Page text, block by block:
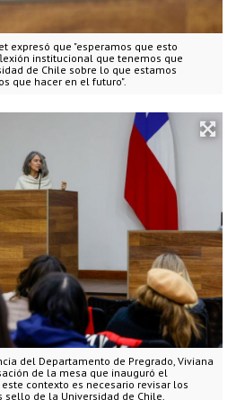
expresó que "esperamos que esto
institucional que tenemos que
de Chile sobre lo que estamos
que hacer en el futuro".
del Departamento de Pregrado, Viviana
de la mesa que inauguró el
contexto es necesario revisar los
de la Universidad de Chile,